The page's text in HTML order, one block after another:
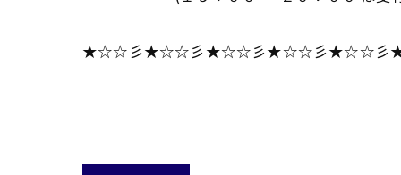
★☆☆彡★☆☆彡★☆☆彡★☆☆彡★☆☆彡